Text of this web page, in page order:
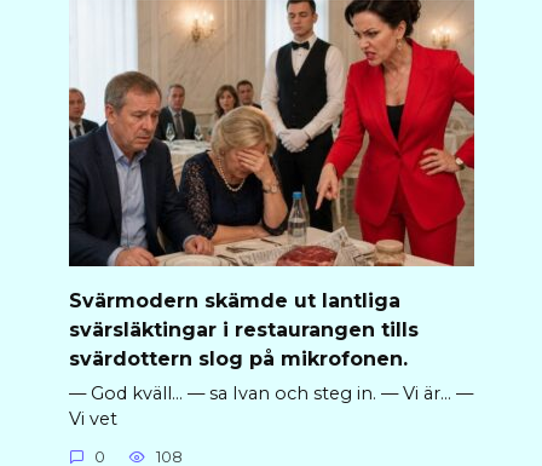
Svärmodern skämde ut lantliga
svärsläktingar i restaurangen tills
svärdottern slog på mikrofonen.
— God kväll… — sa Ivan och steg in. — Vi är… —
Vi vet
0 108